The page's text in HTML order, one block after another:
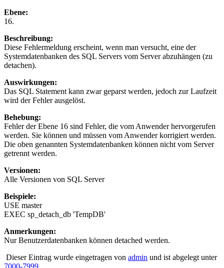
Ebene:
16.
Beschreibung:
Diese Fehlermeldung erscheint, wenn man versucht, eine der
Systemdatenbanken des SQL Servers vom Server abzuhängen (zu
detachen).
Auswirkungen:
Das SQL Statement kann zwar geparst werden, jedoch zur Laufzeit
wird der Fehler ausgelöst.
Behebung:
Fehler der Ebene 16 sind Fehler, die vom Anwender hervorgerufen
werden. Sie können und müssen vom Anwender korrigiert werden.
Die oben genannten Systemdatenbanken können nicht vom Server
getrennt werden.
Versionen:
Alle Versionen von SQL Server
Beispiele:
USE master
EXEC sp_detach_db 'TempDB'
Anmerkungen:
Nur Benutzerdatenbanken können detached werden.
Dieser Eintrag wurde eingetragen von admin und ist abgelegt unter
7000-7999